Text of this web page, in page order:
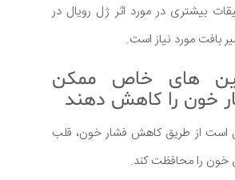
بیشتری در مورد اثر ژل رویال در
بافت مورد نیاز است.
های خاص ممکن
خون را کاهش دهند
است از طریق کاهش فشار خون، قلب
را محافظت کند.